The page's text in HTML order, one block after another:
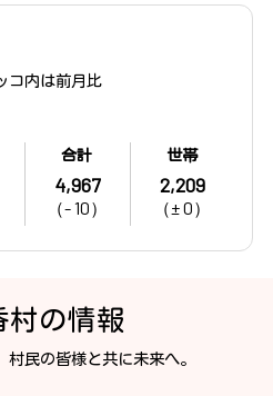
コ内は前月比
合計
4,967
（- 10）
世帯
2,209
（± 0）
村の情報
民の皆様と共に未来へ。